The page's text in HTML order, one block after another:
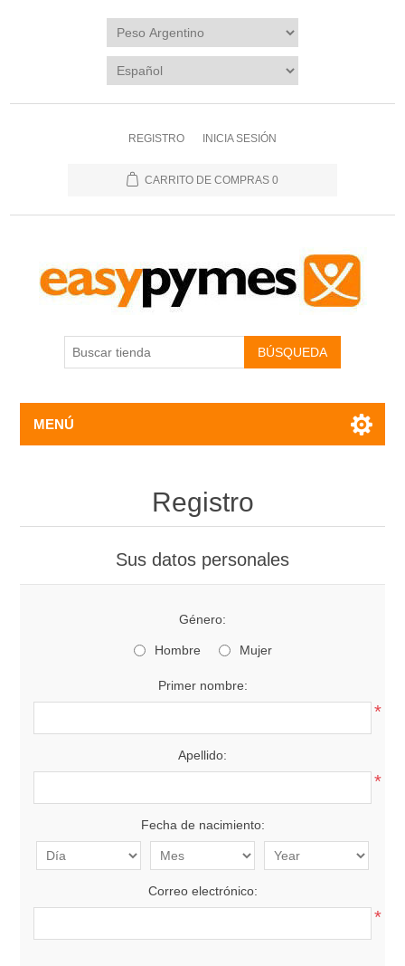
REGISTRO INICIA SESIÓN
CARRITO DE COMPRAS 0
MENÚ
Registro
Sus datos personales
Género:
Hombre Mujer
Primer nombre:
*
Apellido:
*
Fecha de nacimiento:
Correo electrónico:
*